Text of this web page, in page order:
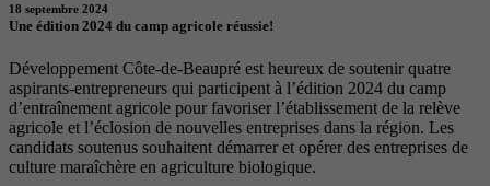
18 septembre 2024
Une édition 2024 du camp agricole réussie!
Développement Côte-de-Beaupré est heureux de soutenir quatre
aspirants-entrepreneurs qui participent à l’édition 2024 du camp
d’entraînement agricole pour favoriser l’établissement de la relève
agricole et l’éclosion de nouvelles entreprises dans la région. Les
candidats soutenus souhaitent démarrer et opérer des entreprises de
culture maraîchère en agriculture biologique.